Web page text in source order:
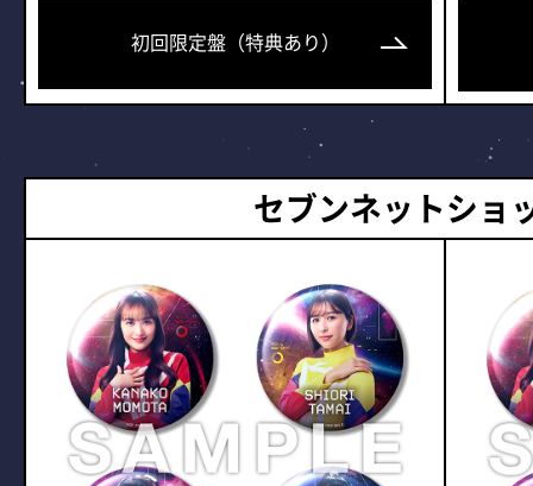
初回限定盤（特典あり）
セブンネットショ